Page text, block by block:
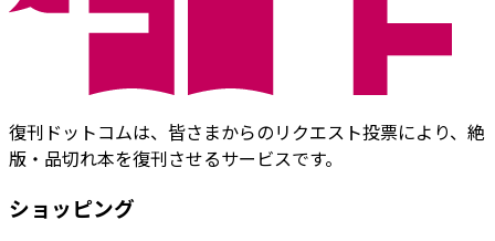
復刊ドットコムは、皆さまからのリクエスト投票により、絶
版・品切れ本を復刊させるサービスです。
ショッピング